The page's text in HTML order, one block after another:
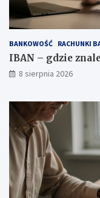
a
g
o
o
d
z
t
a
ć
?
d
n
d
o
w
–
a
c
o
z
w
r
BANKOWOŚĆ RACHUNKI
IBAN – gdzie
8 sierpnia 2026